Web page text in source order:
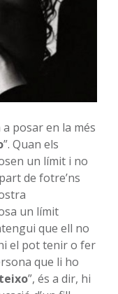
a posar en la més
”. Quan els
un límit i no
de fotre’ns
un límit
que ell no
el pot tenir o fer
que li ho
”, és a dir, hi